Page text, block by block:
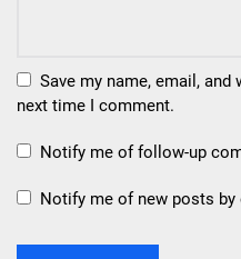
Save my name, email,
next time I comment.
Notify me of follow-up
Notify me of new posts by